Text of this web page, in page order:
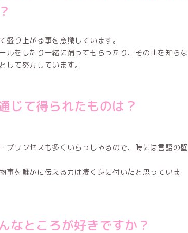
り上がる事を意識しています。
ルをしたり一緒に踊ってもらったり、その曲を知らな
して努力しています。
じて得られたものは？
プリンセスも多くいらっしゃるので、時には言語の壁
事を誰かに伝える力は凄く身に付いたと思っていま
なところが好きですか？